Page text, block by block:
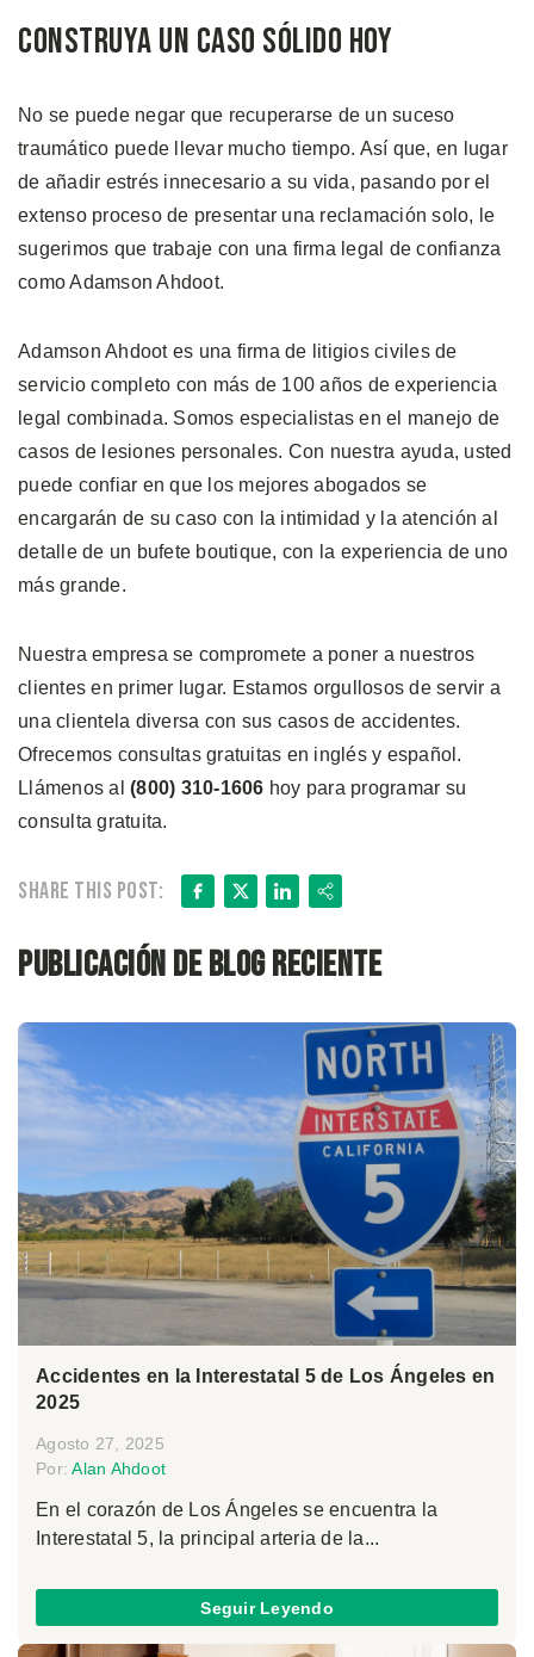
Construya un Caso Sólido Hoy
No se puede negar que recuperarse de un suceso
traumático puede llevar mucho tiempo. Así que, en lugar
de añadir estrés innecesario a su vida, pasando por el
extenso proceso de presentar una reclamación solo, le
sugerimos que trabaje con una firma legal de confianza
como Adamson Ahdoot.
Adamson Ahdoot es una firma de litigios civiles de
servicio completo con más de 100 años de experiencia
legal combinada. Somos especialistas en el manejo de
casos de lesiones personales. Con nuestra ayuda, usted
puede confiar en que los mejores abogados se
encargarán de su caso con la intimidad y la atención al
detalle de un bufete boutique, con la experiencia de uno
más grande.
Nuestra empresa se compromete a poner a nuestros
clientes en primer lugar. Estamos orgullosos de servir a
una clientela diversa con sus casos de accidentes.
Ofrecemos consultas gratuitas en inglés y español.
Llámenos al (800) 310-1606 hoy para programar su
consulta gratuita.
Share this post: Facebook
X LinkedIn
Share
Publicación de blog reciente
Accidentes en la Interestatal 5 de Los Ángeles en
2025
Agosto 27, 2025
Por:Alan Ahdoot
En el corazón de Los Ángeles se encuentra la
Interestatal 5, la principal arteria de la...
Seguir Leyendo